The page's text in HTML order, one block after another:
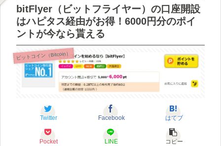
bitFlyer（ビットフライヤー）の口座開設
はハピタス経由がお得！6000円分のポイ
ントが今なら貰える
ビットコイン（Bitcoin）
Twitter Facebook はてブ
Pocket LINE コピー